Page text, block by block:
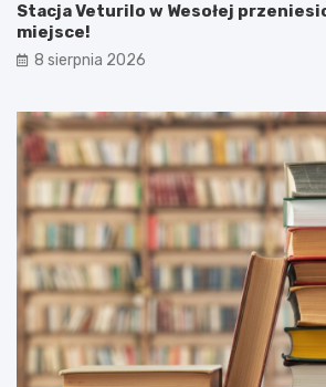
Stacja Veturilo w Wesołej
miejsce!
8 sierpnia 2026